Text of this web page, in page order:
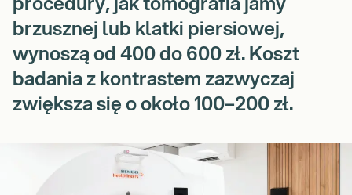
procedury, jak tomografia jamy
brzusznej lub klatki piersiowej,
wynoszą od 400 do 600 zł. Koszt
badania z kontrastem zazwyczaj
zwiększa się o około 100–200 zł.